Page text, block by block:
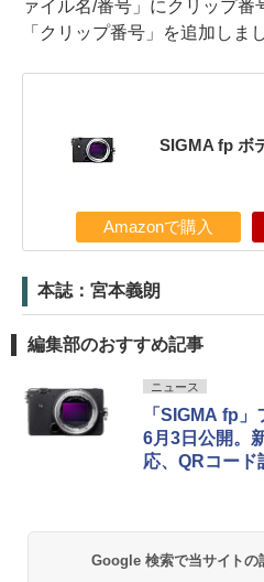
ァイル名/番号」にクリップ番
「クリップ番号」を追加しま
SIGMA fp ボ
Amazonで購入
本誌：宮本義朗
編集部のおすすめ記事
ニュース
「SIGMA fp
6月3日公開。
応、QRコード
Google 検索で当サイトの